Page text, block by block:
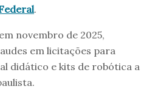
.
novembro de 2025,
em licitações para
didático e kits de robótica a